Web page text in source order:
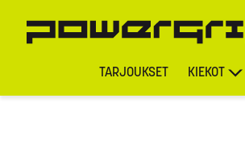
TARJOUKSET KIEKOT